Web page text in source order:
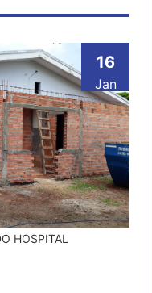
16
Jan
HOSPITAL